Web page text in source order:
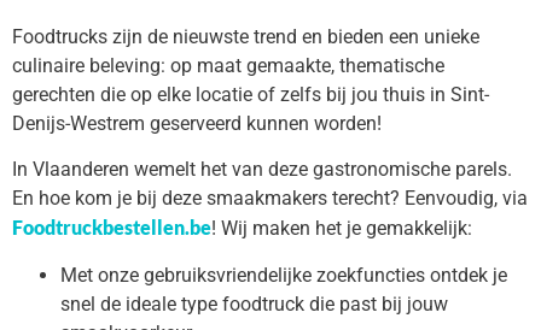
Foodtrucks zijn de nieuwste trend en bieden een unieke
culinaire beleving: op maat gemaakte, thematische
gerechten die op elke locatie of zelfs bij jou thuis in Sint-
Denijs-Westrem geserveerd kunnen worden!
In Vlaanderen wemelt het van deze gastronomische parels.
En hoe kom je bij deze smaakmakers terecht? Eenvoudig, via
Foodtruckbestellen.be! Wij maken het je gemakkelijk:
Met onze gebruiksvriendelijke zoekfuncties ontdek je
snel de ideale type foodtruck die past bij jouw